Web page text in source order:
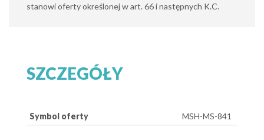
stanowi oferty określonej w art. 66 i następnych K.C.
SZCZEGÓŁY
Symbol oferty MSH-MS-841